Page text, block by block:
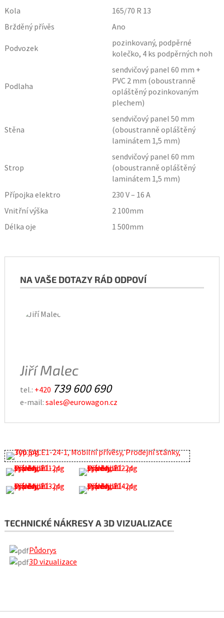
Kola
165/70 R 13
Bržděný přívěs
Ano
Podvozek
pozinkovaný, podpěrné
kolečko, 4 ks podpěrných noh
Podlaha
sendvičový panel 60 mm +
PVC 2 mm (oboustranně
opláštěný pozinkovaným
plechem)
Stěna
sendvičový panel 50 mm
(oboustranně opláštěný
laminátem 1,5 mm)
Strop
sendvičový panel 60 mm
(oboustranně opláštěný
laminátem 1,5 mm)
Přípojka elektro
230 V – 16 A
Vnitřní výška
2 100mm
Délka oje
1 500mm
NA VAŠE DOTAZY RÁD ODPOVÍ
Jiří Malec
tel.: +420 739 600 690
e-mail: sales@eurowagon.cz
TECHNICKÉ NÁKRESY A 3D VIZUALIZACE
Půdorys
3D vizualizace